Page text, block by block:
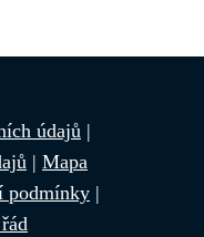
údajů |
| Mapa
podmínky |